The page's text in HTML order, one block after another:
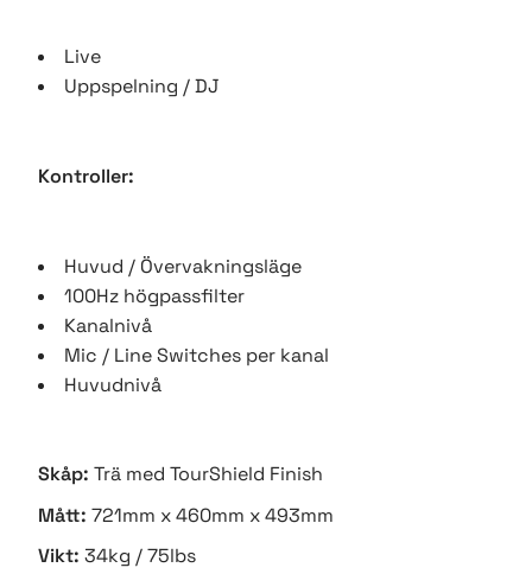
Live
Uppspelning / DJ
Kontroller:
Huvud / Övervakningsläge
100Hz högpassfilter
Kanalnivå
Mic / Line Switches per kanal
Huvudnivå
Skåp: Trä med TourShield Finish
Mått: 721mm x 460mm x 493mm
Vikt: 34kg / 75lbs